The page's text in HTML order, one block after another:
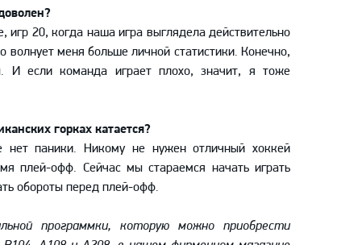
20, когда наша игра выглядела действительно
меня больше личной статистики. Конечно,
И если команда играет плохо, значит, я тоже
горках катается?
паники. Никому не нужен отличный хоккей
плей-офф. Сейчас мы стараемся начать играть
обороты перед плей-офф.
программки, которую можно приобрести